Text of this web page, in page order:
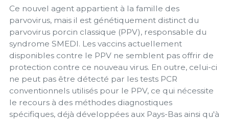
Ce nouvel agent appartient à la famille des
parvovirus, mais il est génétiquement distinct du
parvovirus porcin classique (PPV), responsable du
syndrome SMEDI. Les vaccins actuellement
disponibles contre le PPV ne semblent pas offrir de
protection contre ce nouveau virus. En outre, celui-ci
ne peut pas être détecté par les tests PCR
conventionnels utilisés pour le PPV, ce qui nécessite
le recours à des méthodes diagnostiques
spécifiques, déjà développées aux Pays-Bas ainsi qu'à